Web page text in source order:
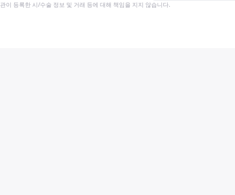
이 등록한 시/수술 정보 및 거래 등에 대해 책임을 지지 않습니다.